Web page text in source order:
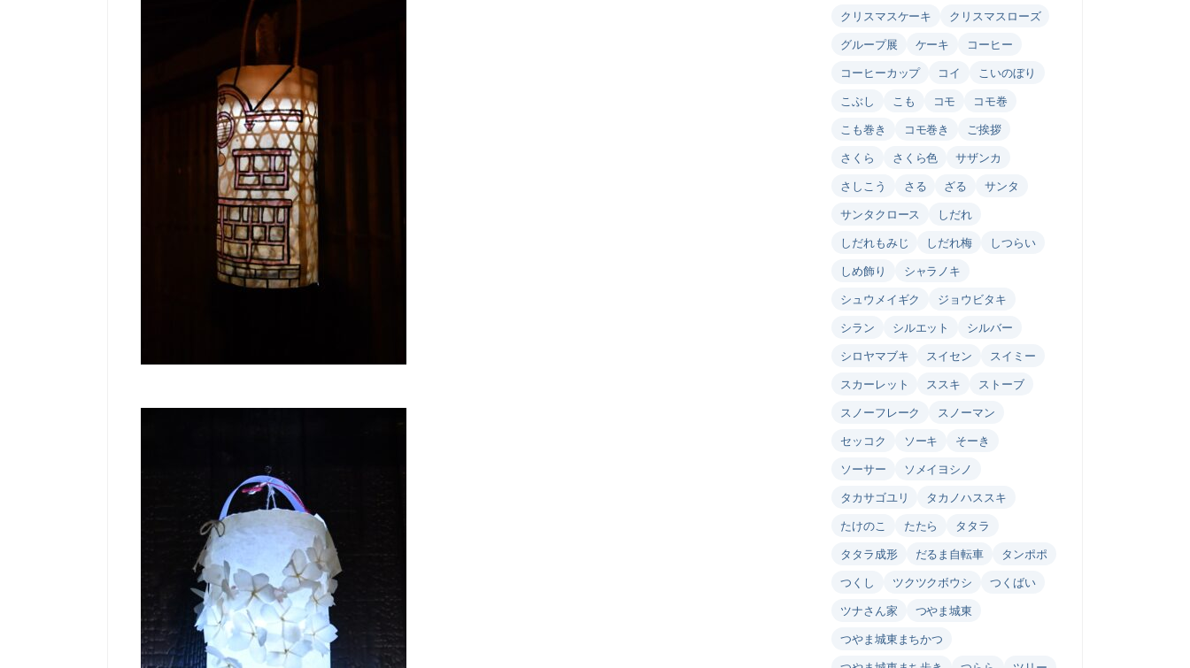
クリスマスケーキ
クリスマスローズ
グループ展
ケーキ
コーヒー
コーヒーカップ
コイ
こいのぼり
こぶし
こも コモ
コモ巻
こも巻き
コモ巻き
ご挨拶
さくら
さくら色
サザンカ
さしこう
さる ざる
サンタ
サンタクロース
しだれ
しだれもみじ
しだれ梅
しつらい
しめ飾り
シャラノキ
シュウメイギク
ジョウビタキ
シラン
シルエット
シルバー
シロヤマブキ
スイセン
スイミー
スカーレット
ススキ
ストーブ
スノーフレーク
スノーマン
セッコク
ソーキ
そーき
ソーサー
ソメイヨシノ
タカサゴユリ
タカノハススキ
たけのこ
たたら
タタラ
タタラ成形
だるま自転車
タンポポ
つくし
ツクツクボウシ
つくばい
ツナさん家
つやま城東
つやま城東まちかつ